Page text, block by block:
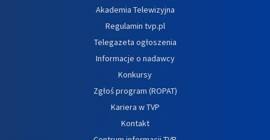
Akademia Telewizyjna
Regulamin tvp.pl
Telegazeta ogłoszenia
Informacje o nadawcy
Konkursy
Zgłoś program (ROPAT)
Kariera w TVP
Kontakt